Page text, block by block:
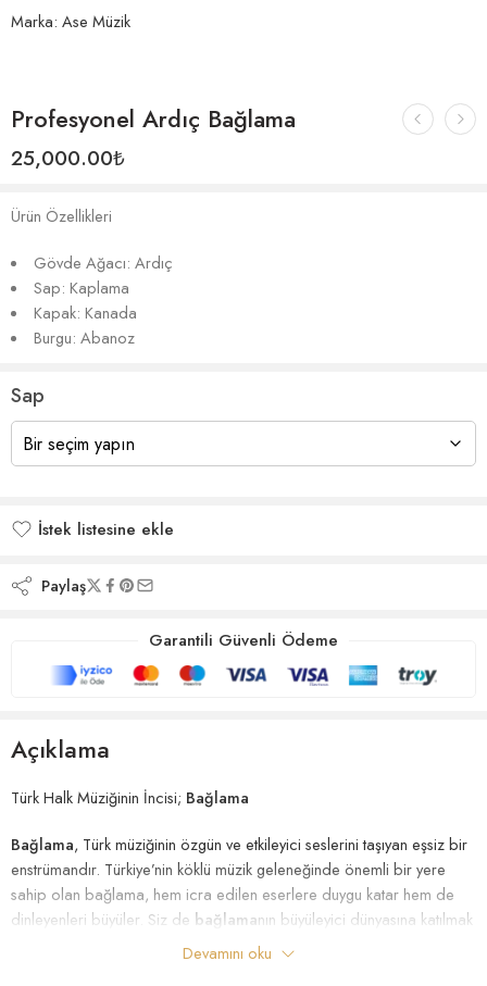
Marka: Ase Müzik
Profesyonel Ardıç Bağlama
25,000.00₺
Ürün Özellikleri
Gövde Ağacı: Ardıç
Sap: Kaplama
Kapak: Kanada
Burgu: Abanoz
Sap
İstek listesine ekle
Paylaş
Garantili Güvenli Ödeme
Açıklama
Türk Halk Müziğinin İncisi; Bağlama
Bağlama, Türk müziğinin özgün ve etkileyici seslerini taşıyan eşsiz bir
enstrümandır. Türkiye’nin köklü müzik geleneğinde önemli bir yere
sahip olan bağlama, hem icra edilen eserlere duygu katar hem de
dinleyenleri büyüler. Siz de bağlamanın büyüleyici dünyasına katılmak
ve bu muhteşem enstrümanı daha yakından tanımak istiyorsanız, web
Devamını oku